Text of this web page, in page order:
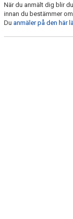
När du anmält dig blir
innan du bestämmer
Du anmäler på den här